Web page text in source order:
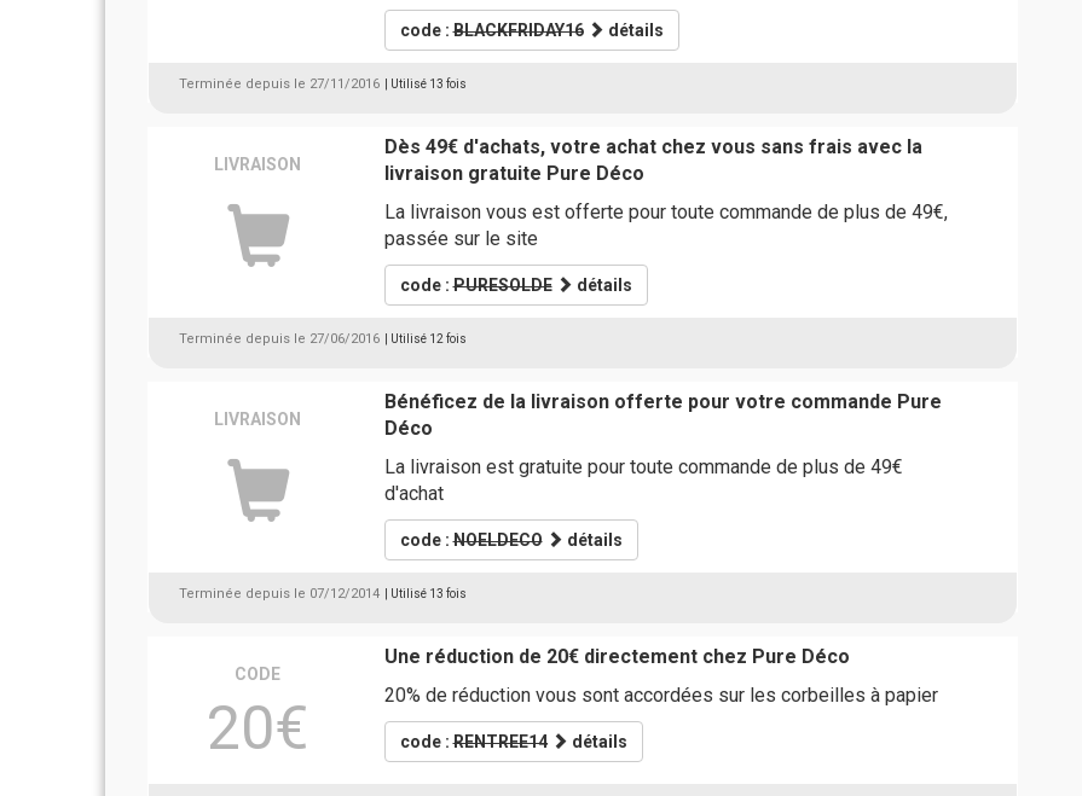
code :BLACKFRIDAY16 détails
Terminée depuis le 27/11/2016 | Utilisé 13 fois
LIVRAISON
Dès 49€ d'achats, votre achat chez vous sans frais avec la
livraison gratuite Pure Déco
La livraison vous est offerte pour toute commande de plus de 49€,
passée sur le site
code :PURESOLDE détails
Terminée depuis le 27/06/2016 | Utilisé 12 fois
LIVRAISON
Bénéficez de la livraison offerte pour votre commande Pure
Déco
La livraison est gratuite pour toute commande de plus de 49€
d'achat
code :NOELDECO détails
Terminée depuis le 07/12/2014 | Utilisé 13 fois
CODE
20€
Une réduction de 20€ directement chez Pure Déco
20% de réduction vous sont accordées sur les corbeilles à papier
code :RENTREE14 détails